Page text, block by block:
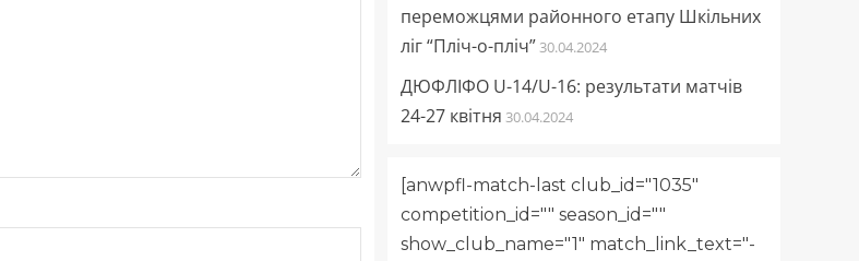
переможцями районного етапу Шкільних
ліг “Пліч-о-пліч” 30.04.2024
ДЮФЛІФО U-14/U-16: результати матчів
24-27 квітня 30.04.2024
[anwpfl-match-last club_id="1035"
competition_id="" season_id=""
show_club_name="1" match_link_text="-